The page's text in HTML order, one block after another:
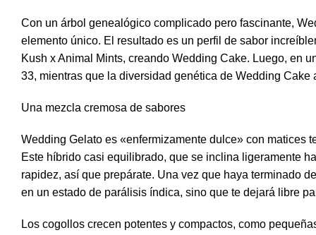
Con un árbol genealógico complicado pero fascinante,
elemento único. El resultado es un perfil de sabor
Kush x Animal Mints, creando Wedding Cake. Luego, en
33, mientras que la diversidad genética de Wedding Cake
Una mezcla cremosa de sabores
Wedding Gelato es «enfermizamente dulce» con matices
Este híbrido casi equilibrado, que se inclina ligeramente
rapidez, así que prepárate. Una vez que haya terminado
en un estado de parálisis índica, sino que te dejará libre
Los cogollos crecen potentes y compactos, como